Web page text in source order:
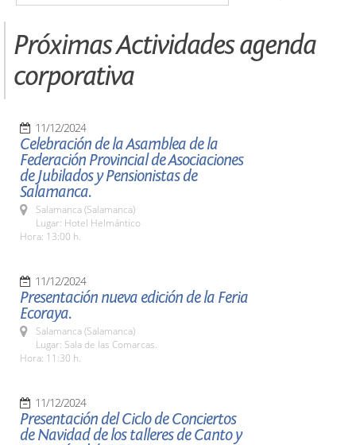
Próximas Actividades agenda
corporativa
11/12/2024
Celebración de la Asamblea de la
Federación Provincial de Asociaciones
de Jubilados y Pensionistas de
Salamanca.
Salamanca (Salamanca)
Lugar: Hotel Helmántico
Hora: 13:00 h.
11/12/2024
Presentación nueva edición de la Feria
Ecoraya.
Salamanca (Salamanca)
Lugar: Sala de las Comarcas.
Hora: 11:30 h.
11/12/2024
Presentación del Ciclo de Conciertos
de Navidad de los talleres de Canto y